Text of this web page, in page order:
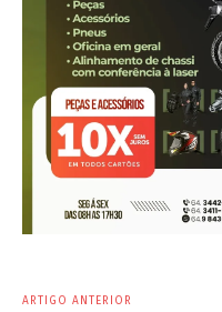
ARTIGO ANTERIOR